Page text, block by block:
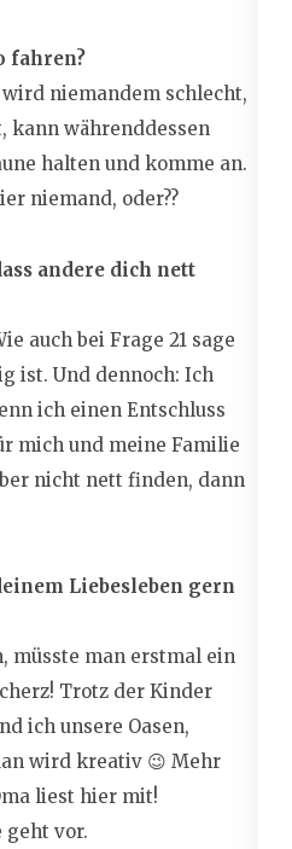
fahren?
wird niemandem schlecht,
kann währenddessen
halten und komme an.
niemand, oder??
andere dich nett
auch bei Frage 21 sage
ist. Und dennoch: Ich
ich einen Entschluss
mich und meine Familie
nicht nett finden, dann
Liebesleben gern
müsste man erstmal ein
Trotz der Kinder
ich unsere Oasen,
wird kreativ 😉 Mehr
liest hier mit!
geht vor.